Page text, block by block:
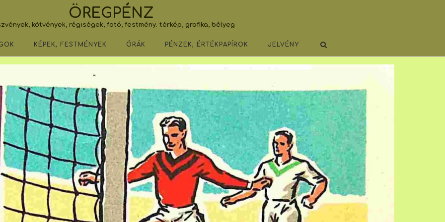
ÖREGPÉNZ
kötvények, régiségek, fotó, festmény. térkép, grafika, bélyeg
KÉPEK, FESTMÉNYEK ÓRÁK PÉNZEK, ÉRTÉKPAPÍROK JELVÉNY